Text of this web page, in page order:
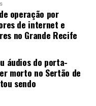
operação por
de internet e
no Grande Recife
áudios do porta-
morto no Sertão de
sendo